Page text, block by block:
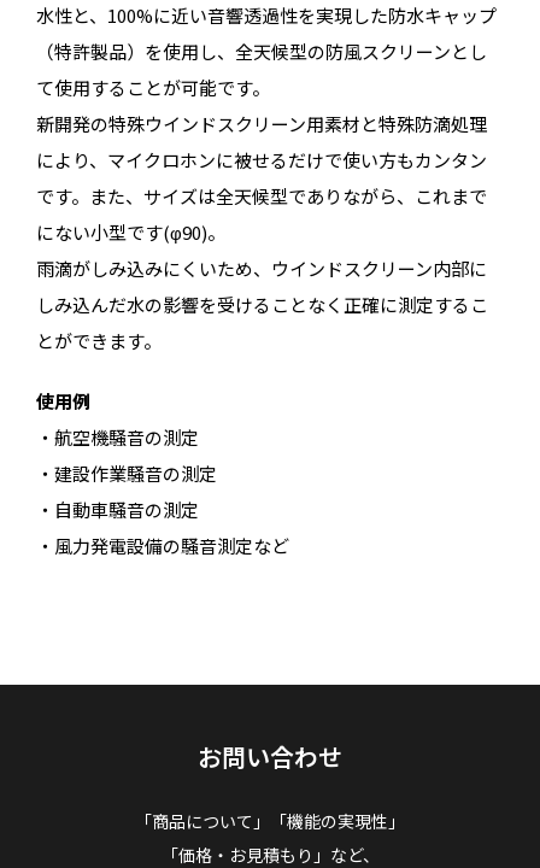
水性と、100%に近い音響透過性を実現した防水キャップ
（特許製品）を使用し、全天候型の防風スクリーンとし
て使用することが可能です。
新開発の特殊ウインドスクリーン用素材と特殊防滴処理
により、マイクロホンに被せるだけで使い方もカンタン
です。また、サイズは全天候型でありながら、これまで
にない小型です(φ90)。
雨滴がしみ込みにくいため、ウインドスクリーン内部に
しみ込んだ水の影響を受けることなく正確に測定するこ
とができます。
使用例
・航空機騒音の測定
・建設作業騒音の測定
・自動車騒音の測定
・風力発電設備の騒音測定など
お問い合わせ
「商品について」「機能の実現性」
「価格・お見積もり」など、